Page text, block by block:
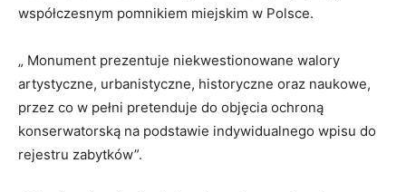
współczesnym pomnikiem miejskim w Polsce.
„ Monument prezentuje niekwestionowane walory
artystyczne, urbanistyczne, historyczne oraz naukowe,
przez co w pełni pretenduje do objęcia ochroną
konserwatorską na podstawie indywidualnego wpisu do
rejestru zabytków”.